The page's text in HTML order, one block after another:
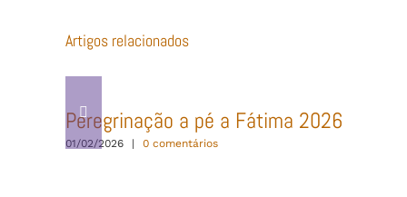
Artigos relacionados
Peregrinação a pé a Fátima 2026
01/02/2026 | 0 comentários